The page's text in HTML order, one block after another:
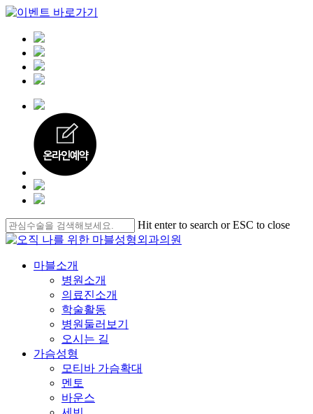
Skip
to
main
content
Hit enter to search or ESC to close
Close
Menu
마블소개
병원소개
의료진소개
학술활동
병원둘러보기
오시는 길
가슴성형
모티바 가슴확대
멘토
바운스